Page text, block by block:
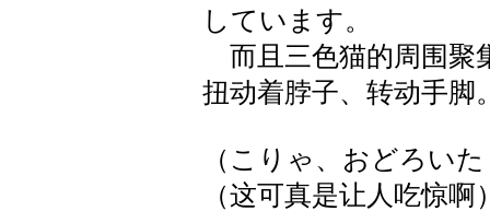
しています。
而且三色猫的周围聚
扭动着脖子、转动手脚
（こりゃ、おどろい
（这可真是让人吃惊啊